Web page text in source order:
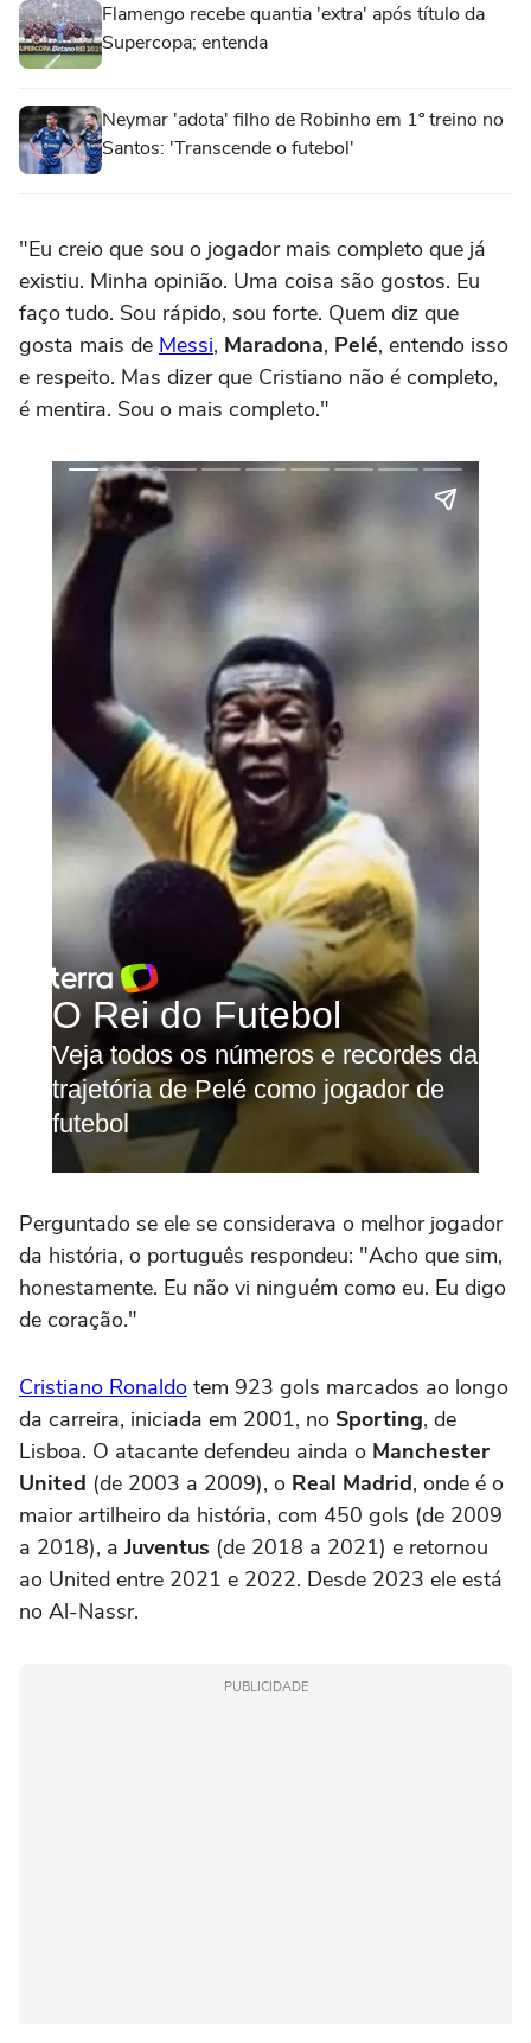
Flamengo recebe quantia 'extra' após título da
Supercopa; entenda
Neymar 'adota' filho de Robinho em 1º treino no
Santos: 'Transcende o futebol'
"Eu creio que sou o jogador mais completo que já
existiu. Minha opinião. Uma coisa são gostos. Eu
faço tudo. Sou rápido, sou forte. Quem diz que
gosta mais de Messi, Maradona, Pelé, entendo isso
e respeito. Mas dizer que Cristiano não é completo,
é mentira. Sou o mais completo."
Perguntado se ele se considerava o melhor jogador
da história, o português respondeu: "Acho que sim,
honestamente. Eu não vi ninguém como eu. Eu digo
de coração."
Cristiano Ronaldo tem 923 gols marcados ao longo
da carreira, iniciada em 2001, no Sporting, de
Lisboa. O atacante defendeu ainda o Manchester
United (de 2003 a 2009), o Real Madrid, onde é o
maior artilheiro da história, com 450 gols (de 2009
a 2018), a Juventus (de 2018 a 2021) e retornou
ao United entre 2021 e 2022. Desde 2023 ele está
no Al-Nassr.
PUBLICIDADE